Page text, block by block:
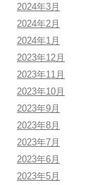
2024年3月
2024年2月
2024年1月
2023年12月
2023年11月
2023年10月
2023年9月
2023年8月
2023年7月
2023年6月
2023年5月